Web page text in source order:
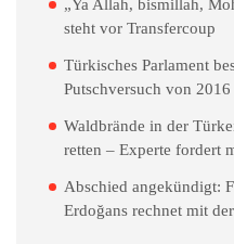
„Ya Allah, bismillah,
steht vor Transfercoup
Türkisches Parlament
Putschversuch von
Waldbrände in der
retten – Experte fordert
Abschied angekündigt:
Erdoğans rechnet mit